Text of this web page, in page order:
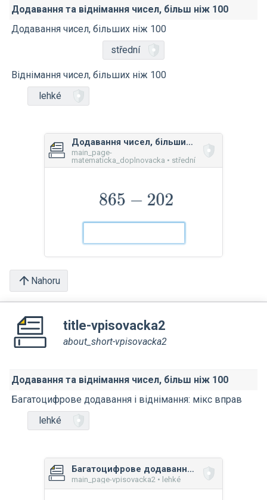
Додавання та віднімання чисел, більш ніж 100
Додавання чисел, більших ніж 100
střední
Віднімання чисел, більших ніж 100
lehké
Додавання чисел, більших ніж 100
main_page-
matematicka_doplnovacka • střední
Nahoru
title-vpisovacka2
about_short-vpisovacka2
Додавання та віднімання чисел, більш ніж 100
Багатоцифрове додавання і віднімання: мікс вправ
lehké
Багатоцифрове додавання і віднімання: мікс вправ
main_page-vpisovacka2 • lehké